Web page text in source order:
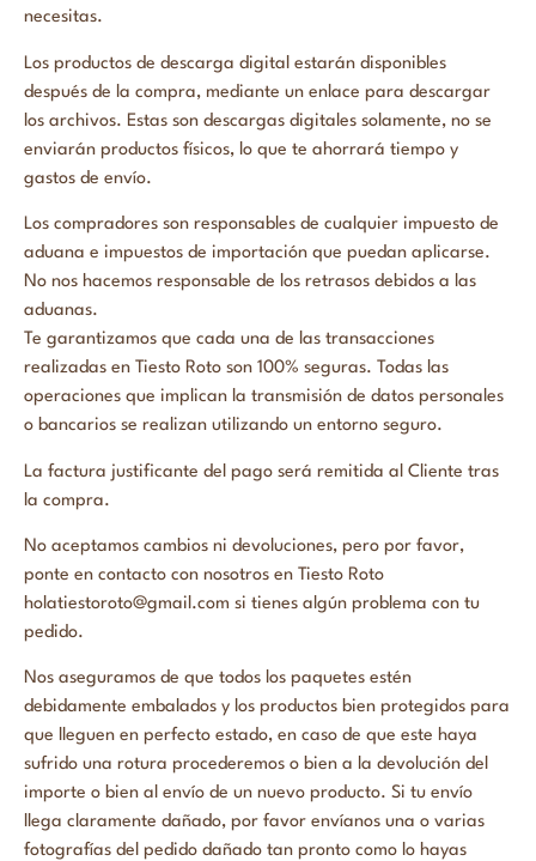
necesitas.
Los productos de descarga digital estarán disponibles
después de la compra, mediante un enlace para descargar
los archivos. Estas son descargas digitales solamente, no se
enviarán productos físicos, lo que te ahorrará tiempo y
gastos de envío.
Los compradores son responsables de cualquier impuesto de
aduana e impuestos de importación que puedan aplicarse.
No nos hacemos responsable de los retrasos debidos a las
aduanas.
Te garantizamos que cada una de las transacciones
realizadas en Tiesto Roto son 100% seguras. Todas las
operaciones que implican la transmisión de datos personales
o bancarios se realizan utilizando un entorno seguro.
La factura justificante del pago será remitida al Cliente tras
la compra.
No aceptamos cambios ni devoluciones, pero por favor,
ponte en contacto con nosotros en Tiesto Roto
holatiestoroto@gmail.com si tienes algún problema con tu
pedido.
Nos aseguramos de que todos los paquetes estén
debidamente embalados y los productos bien protegidos para
que lleguen en perfecto estado, en caso de que este haya
sufrido una rotura procederemos o bien a la devolución del
importe o bien al envío de un nuevo producto. Si tu envío
llega claramente dañado, por favor envíanos una o varias
fotografías del pedido dañado tan pronto como lo hayas